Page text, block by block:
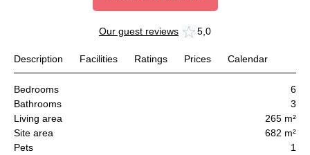
Our guest reviews 5,0
Description Facilities Ratings Prices Calendar
Bedrooms
6
Bathrooms
3
Living area
265 m²
Site area
682 m²
Pets
1